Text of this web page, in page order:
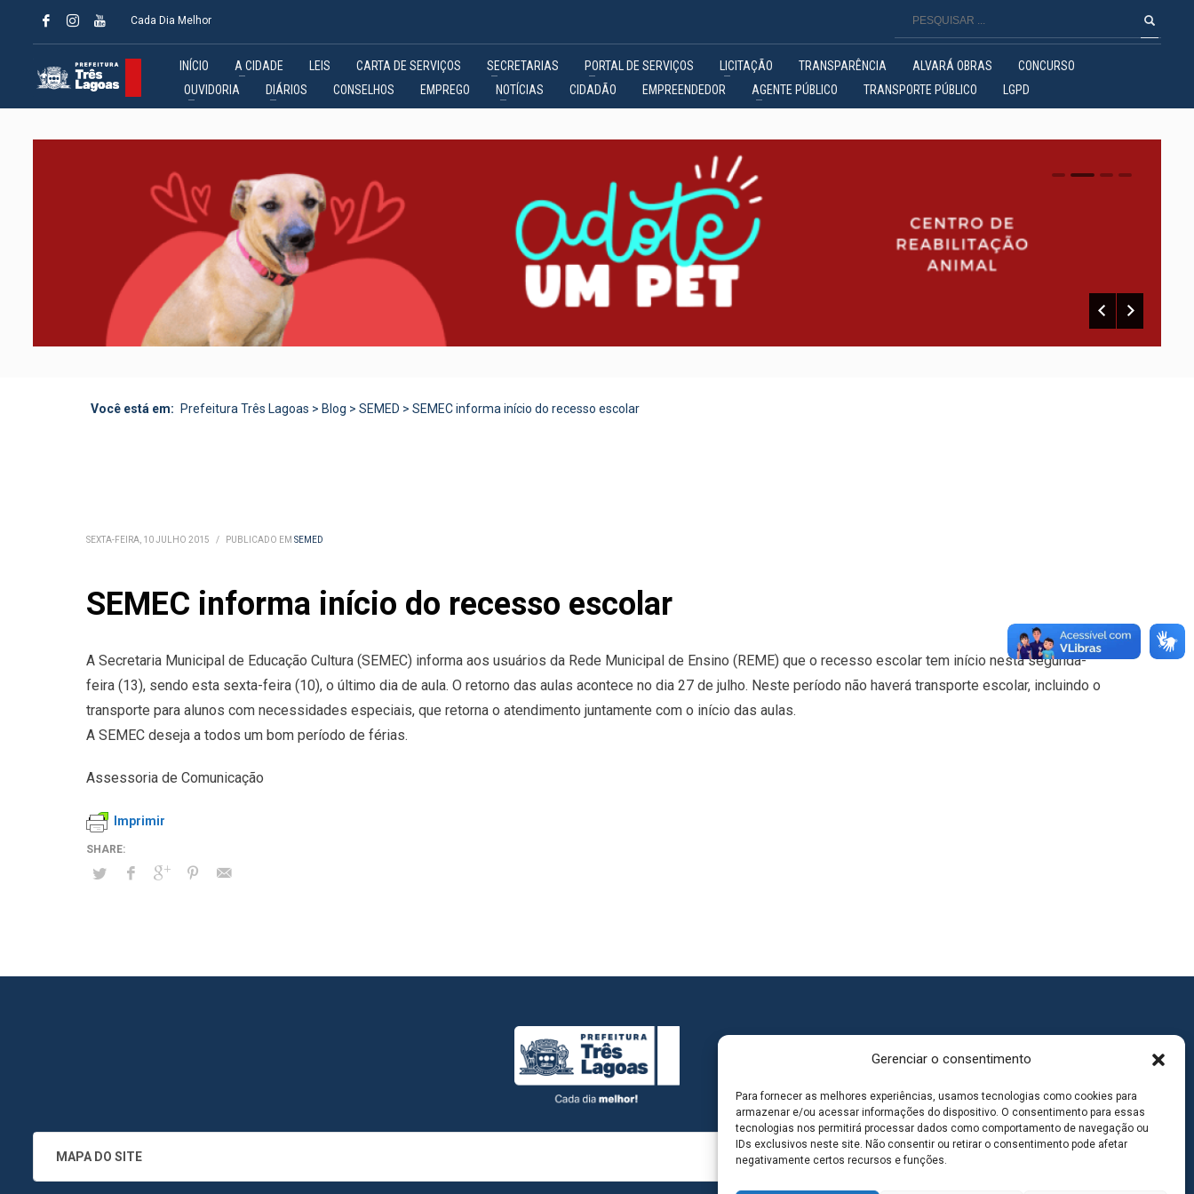
Gerenciar o consentimento
Para fornecer as melhores experiências, usamos tecnologias como cookies para
armazenar e/ou acessar informações do dispositivo. O consentimento para essas
tecnologias nos permitirá processar dados como comportamento de navegação ou
IDs exclusivos neste site. Não consentir ou retirar o consentimento pode afetar
negativamente certos recursos e funções.
Cada Dia Melhor
INÍCIO A CIDADE LEIS CARTA DE SERVIÇOS SECRETARIAS PORTAL DE SERVIÇOS LICITAÇÃO TRANSPARÊNCIA ALVARÁ OBRAS
CONCURSO
OUVIDORIA
DIÁRIOS CONSELHOS EMPREGO NOTÍCIAS CIDADÃO EMPREENDEDOR AGENTE PÚBLICO TRANSPORTE PÚBLICO LGPD
0 1 2
Você está em: Prefeitura Três Lagoas > Blog > SEMED > SEMEC informa início do recesso escolar
SEXTA-FEIRA, 10 JULHO 2015 / PUBLICADO EM SEMED
SEMEC informa início do recesso escolar
A Secretaria Municipal de Educação Cultura (SEMEC) informa aos usuários da Rede Municipal de Ensino (REME) que o recesso escolar tem início nesta segunda-
feira (13), sendo esta sexta-feira (10), o último dia de aula. O retorno das aulas acontece no dia 27 de julho. Neste período não haverá transporte escolar, incluindo o
transporte para alunos com necessidades especiais, que retorna o atendimento juntamente com o início das aulas.
A SEMEC deseja a todos um bom período de férias.
Assessoria de Comunicação
Imprimir
MAPA DO SITE